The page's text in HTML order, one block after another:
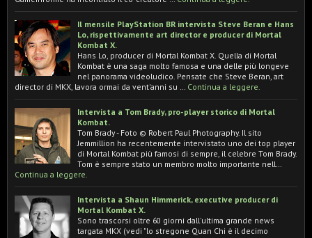
Il mensile PlayStation BR intervista Steve Beran e Hans
Lo, rispettivamente art director e producer di Mortal
Kombat X.
Hans Lo, producer di Mortal Kombat X. Quella di Mortal
Kombat è una saga molto famosa e una delle più longeve
nel panorama videoludico. Pensate che Steve Beran, art
director di MKX, lavora ormai da vent'anni su … Continua a leggere.
Intervista a Tom Brady, pro-player storico di Mortal
Kombat.
Tom Brady - Foto © Robert Paul Photography. Il sito
Jemmillion ha recentemente intervistato uno dei top player
di Mortal Kombat più famosi di sempre, il celebre Tom Brady.
Tom è sempre stato un membro molto importante nell…
Continua a leggere.
Intervista a Shaun Himmerick, executive producer di
Mortal Kombat X.
Sono trascorsi oltre 60 giorni dall'ultima grande news
targata MKX (vedi "lo stregone Quan Chi è il decimo